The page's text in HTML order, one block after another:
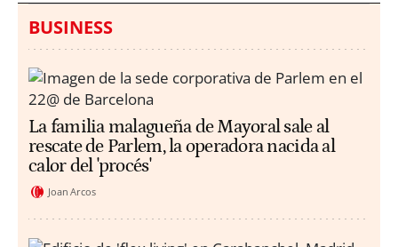
BUSINESS
La familia malagueña de Mayoral sale al
rescate de Parlem, la operadora nacida al
calor del 'procés'
Joan Arcos